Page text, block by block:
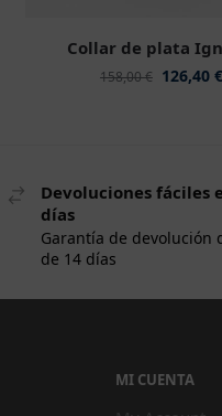
Collar de plata
158,00€ 126,40 €
Devoluciones fáciles
días
Garantía de devolución
de 14 días
MI CUENTA